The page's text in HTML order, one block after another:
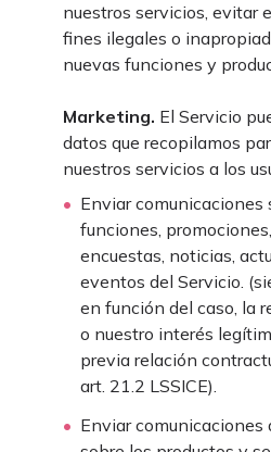
nuestros servicios, evitar
fines ilegales o
nuevas funciones y
Marketing. El Servicio
datos que recopilamos
nuestros servicios a los
Enviar comunicaciones
funciones,
encuestas, noticias,
eventos del Servicio.
en función del caso, la
o nuestro interés
previa relación
art. 21.2 LSSICE).
Enviar comunicaciones